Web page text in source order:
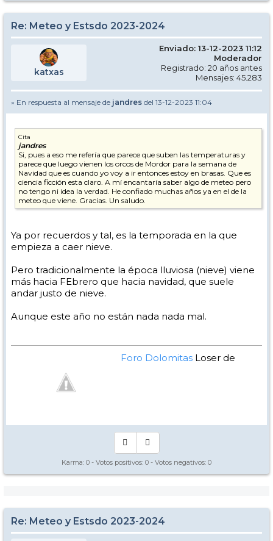
Re: Meteo y Estsdo 2023-2024
katxas
Enviado: 13-12-2023 11:12
Moderador
Registrado: 20 años antes
Mensajes: 45.283
» En respuesta al mensaje de jandres del 13-12-2023 11:04
Cita
jandres
Si, pues a eso me refería que parece que suben las temperaturas y
parece que luego vienen los orcos de Mordor para la semana de
Navidad que es cuando yo voy a ir entonces estoy en brasas. Que es
ciencia ficción esta claro. A mí encantaría saber algo de meteo pero
no tengo ni idea la verdad. He confiado muchas años ya en el de la
meteo que viene. Gracias. Un saludo.
Ya por recuerdos y tal, es la temporada en la que
empieza a caer nieve.
Pero tradicionalmente la época lluviosa (nieve) viene
más hacia FEbrero que hacia navidad, que suele
andar justo de nieve.
Aunque este año no están nada nada mal.
Foro DolomitasLoser de
Karma: 0 - Votos positivos: 0 - Votos negativos: 0
Re: Meteo y Estsdo 2023-2024